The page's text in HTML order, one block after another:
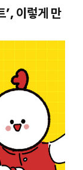
’, 이렇게 만